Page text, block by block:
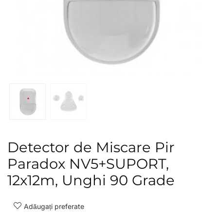
Detector de Miscare Pir
Paradox NV5+SUPORT,
12x12m, Unghi 90 Grade
Adăugați preferate